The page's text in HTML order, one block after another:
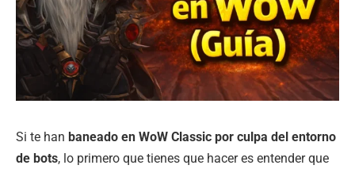
Si te han baneado en WoW Classic por culpa del entorno
de bots, lo primero que tienes que hacer es entender que